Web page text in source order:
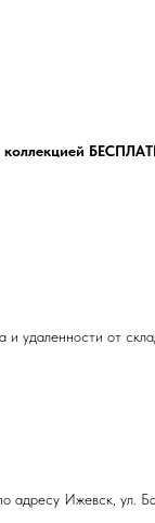
коллекцией
и удаленности от
адресу Ижевск, ул.